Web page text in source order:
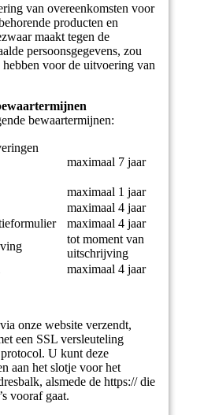
van overeenkomsten voor
producten en
maakt tegen de
persoonsgegevens, zou
voor de uitvoering van
bewaartermijnen:
maximaal 7 jaar
maximaal 1 jaar
maximaal 4 jaar
maximaal 4 jaar
tot moment van
uitschrijving
mail
maximaal 4 jaar
onze website verzendt,
een SSL versleuteling
U kunt deze
aan het slotje voor het
alsmede de https:// die
vooraf gaat.